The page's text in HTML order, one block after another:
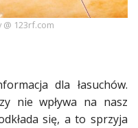
123rf.com
dla łasuchów.
nie wpływa na nasz
się, a to sprzyja